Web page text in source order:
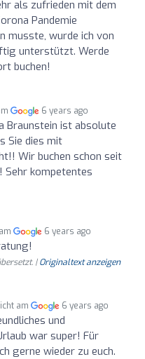
als zufrieden mit dem
Pandemie
musste, wurde ich von
unterstützt. Werde
buchen!
6 years ago
Braunstein ist absolute
Sie dies mit
Wir buchen schon seit
Sehr kompetentes
6 years ago
|Originaltext anzeigen
am 6 years ago
und
war super! Für
gerne wieder zu euch.